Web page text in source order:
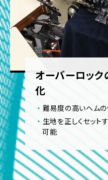
オーバーロッ
化
難易度の高いヘム
生地を正しくセッ
可能